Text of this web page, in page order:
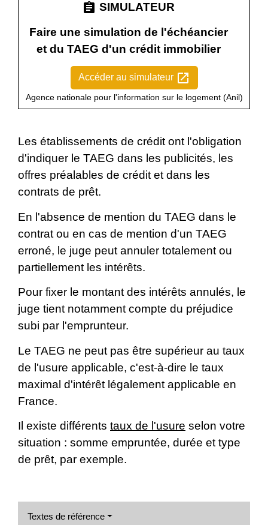
assignment SIMULATEUR
Faire une simulation de l'échéancier
et du TAEG d'un crédit immobilier
Accéder au simulateur open_in_new
Agence nationale pour l'information sur le logement (Anil)
Les établissements de crédit ont l'obligation
d'indiquer le TAEG dans les publicités, les
offres préalables de crédit et dans les
contrats de prêt.
En l'absence de mention du TAEG dans le
contrat ou en cas de mention d'un TAEG
erroné, le juge peut annuler totalement ou
partiellement les intérêts.
Pour fixer le montant des intérêts annulés, le
juge tient notamment compte du préjudice
subi par l'emprunteur.
Le TAEG ne peut pas être supérieur au taux
de l'usure applicable, c'est-à-dire le taux
maximal d'intérêt légalement applicable en
France.
Il existe différents taux de l'usure selon votre
situation : somme empruntée, durée et type
de prêt, par exemple.
Textes de référence